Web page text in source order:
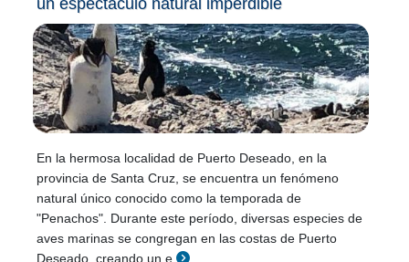
un espectáculo natural imperdible
En la hermosa localidad de Puerto Deseado, en la
provincia de Santa Cruz, se encuentra un fenómeno
natural único conocido como la temporada de
"Penachos". Durante este período, diversas especies de
aves marinas se congregan en las costas de Puerto
Deseado, creando un e